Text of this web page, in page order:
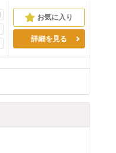
詳細を見る